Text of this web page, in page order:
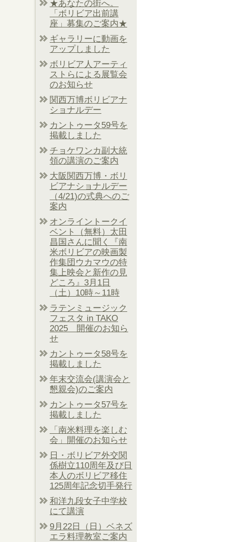
★あなたの街へ。
「ボリビア出前講
座」募集のご案内★
ギャラリーに動画を
アップしました
ボリビア人アーティ
ストらによる展覧会
のお知らせ
関西万博ボリビアナ
ショナルデー
カントゥータ59号を
掲載しました
チョケワンカ副大統
領の講演のご案内
大阪関西万博・ボリ
ビアナショナルデー
（4/21)の式典へのご
案内
オンライントークイ
ベント（無料）太田
昌国さんに聞く『南
米ボリビアの映画製
作集団ウカマウの特
集上映会と新作の見
どころ』3月1日
（土）10時～11時
ラテンミュージック
フェスタ in TAKO
2025 開催のお知ら
せ
カントゥータ58号を
掲載しました
年末交流会(講演会と
懇親会)のご案内
カントゥータ57号を
掲載しました
「南米料理を楽しむ
会」開催のお知らせ
日・ボリビア外交関
係樹立110周年及び日
本人のボリビア移住
125周年記念切手発行
和洋九段女子中学校
にて講演
9月22日（日）ベネズ
エラ料理教室ご案内